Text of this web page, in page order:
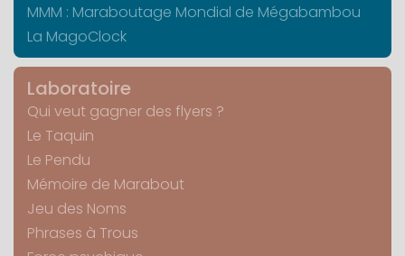
MMM : Maraboutage Mondial de Mégabambou
La MagoClock
Laboratoire
Qui veut gagner des flyers ?
Le Taquin
Le Pendu
Mémoire de Marabout
Jeu des Noms
Phrases à Trous